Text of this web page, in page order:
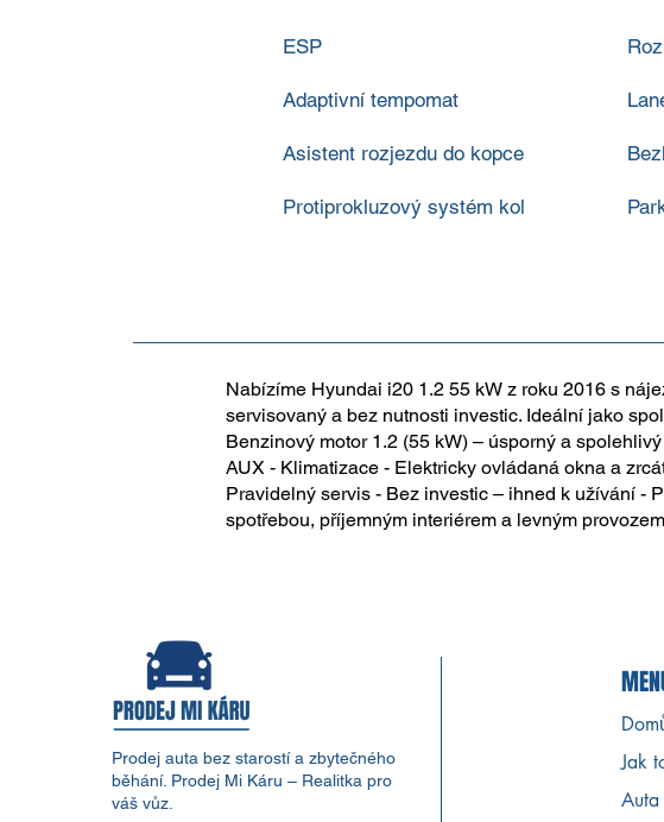
ESP
Adaptivní tempomat
Asistent rozjezdu do kopce
Protiprokluzový systém kol
Nabízíme Hyundai i20 1.2 55 kW z roku 2016 s
servisovaný a bez nutnosti investic. Ideální jako
Benzinový motor 1.2 (55 kW) – úsporný a
AUX - Klimatizace - Elektricky ovládaná okna a
Pravidelný servis - Bez investic – ihned k užívání -
spotřebou, příjemným interiérem a levným
Prodej auta bez starostí a zbytečného
běhání. Prodej Mi Káru – Realitka pro
váš vůz.
Jak